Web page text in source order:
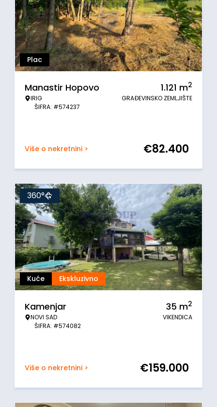
Plac
Manastir Hopovo
IRIG
ŠIFRA: #574237
1.121 m2
GRAĐEVINSKO ZEMLJIŠTE
Više o nekretnini > €82.400
Kuće Ekskluzivno
360°
Kamenjar
NOVI SAD
ŠIFRA: #574082
35 m2
VIKENDICA
Više o nekretnini > €159.000